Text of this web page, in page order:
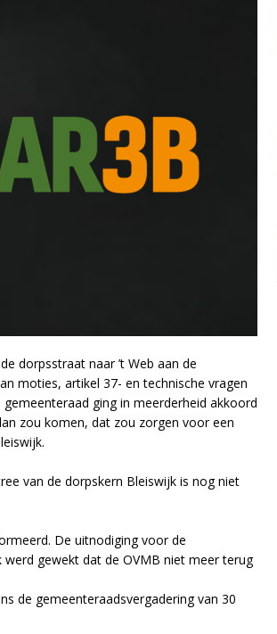
dorpsstraat naar ’t Web aan de
moties, artikel 37- en technische vragen
ging in meerderheid akkoord
zou komen, dat zou zorgen voor een
van de dorpskern Bleiswijk is nog niet
De uitnodiging voor de
gewekt dat de OVMB niet meer terug
de gemeenteraadsvergadering van 30